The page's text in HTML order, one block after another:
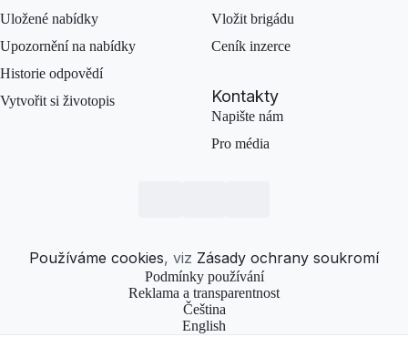
Uložené nabídky
Upozornění na nabídky
Historie odpovědí
Vytvořit si životopis
Vložit brigádu
Ceník inzerce
Kontakty
Napište nám
Pro média
Používáme cookies, viz Zásady ochrany soukromí
Podmínky používání
Reklama a transparentnost
Čeština
English